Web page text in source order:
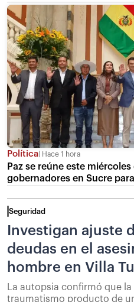
Política Hace 1 hora
Paz se reúne este
gobernadores en Sucre
Seguridad
Investigan ajuste
deudas en el
hombre en Villa
La autopsia confirmó que
traumatismo producto de